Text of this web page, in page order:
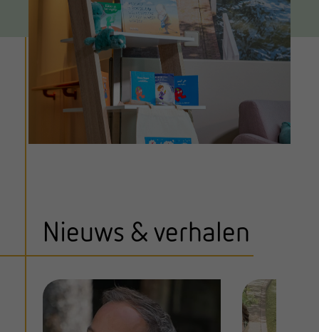
Nieuws & verhalen